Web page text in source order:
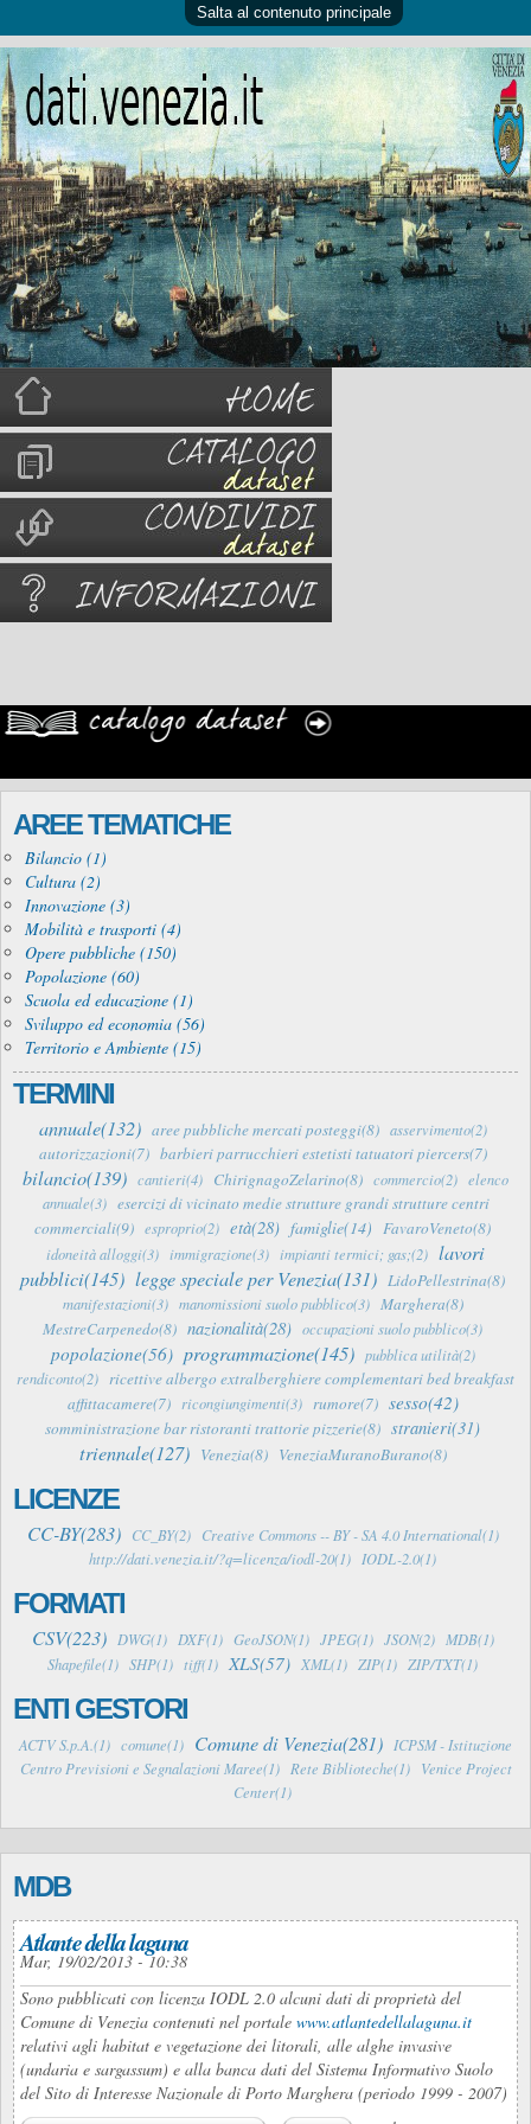
Salta al contenuto principale
AREE TEMATICHE
Bilancio (1)
Cultura (2)
Innovazione (3)
Mobilità e trasporti (4)
Opere pubbliche (150)
Popolazione (60)
Scuola ed educazione (1)
Sviluppo ed economia (56)
Territorio e Ambiente (15)
TERMINI
annuale(132) aree pubbliche mercati posteggi(8) asservimento(2)
autorizzazioni(7) barbieri parrucchieri estetisti tatuatori piercers(7)
bilancio(139) cantieri(4) ChirignagoZelarino(8) commercio(2) elenco
annuale(3) esercizi di vicinato medie strutture grandi strutture centri
commerciali(9) esproprio(2) età(28) famiglie(14) FavaroVeneto(8)
idoneità alloggi(3) immigrazione(3) impianti termici; gas;(2) lavori
pubblici(145) legge speciale per Venezia(131) LidoPellestrina(8)
manifestazioni(3) manomissioni suolo pubblico(3) Marghera(8)
MestreCarpenedo(8) nazionalità(28) occupazioni suolo pubblico(3)
popolazione(56) programmazione(145) pubblica utilità(2)
rendiconto(2) ricettive albergo extralberghiere complementari bed breakfast
affittacamere(7)
ricongiungimenti(3) rumore(7) sesso(42)
somministrazione bar ristoranti trattorie pizzerie(8) stranieri(31)
triennale(127) Venezia(8) VeneziaMuranoBurano(8)
LICENZE
CC-BY(283) CC_BY(2)
Creative Commons -- BY - SA 4.0 International(1)
http://dati.venezia.it/?q=licenza/iodl-20(1)
IODL-2.0(1)
FORMATI
CSV(223) DWG(1) DXF(1) GeoJSON(1) JPEG(1) JSON(2)
MDB(1)
Shapefile(1) SHP(1) tiff(1) XLS(57) XML(1) ZIP(1) ZIP/TXT(1)
ENTI GESTORI
ACTV S.p.A.(1) comune(1) Comune di Venezia(281)
ICPSM - Istituzione
Centro Previsioni e Segnalazioni Maree(1)
Rete Biblioteche(1)
Venice Project
Center(1)
MDB
Atlante della laguna
Mar, 19/02/2013 - 10:38
Sono pubblicati con licenza IODL 2.0 alcuni dati di proprietà del
Comune di Venezia contenuti nel portale www.atlantedellalaguna.it
relativi agli habitat e vegetazione dei litorali, alle alghe invasive
(undaria e sargassum) e alla banca dati del Sistema Informativo Suolo
del Sito di Interesse Nazionale di Porto Marghera (periodo 1999 - 2007)